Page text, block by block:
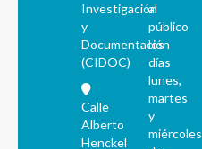
Investigación
y
Documentación
(CIDOC)
Calle
Alberto
Henckel
al
público
los
días
lunes,
martes
y
miércoles